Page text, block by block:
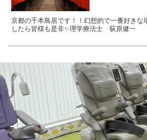
京都の千本鳥居です！！幻想的で一番好きな
したら皆様も是非✨理学療法士 荻原健一